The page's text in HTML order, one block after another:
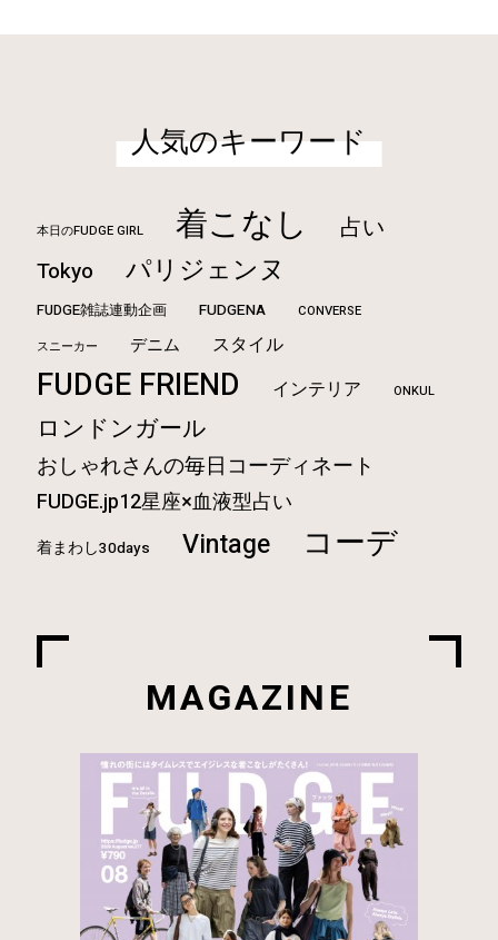
人気のキーワード
本日のFUDGE GIRL 着こなし 占い
Tokyo パリジェンヌ
FUDGE雑誌連動企画 FUDGENA CONVERSE
スニーカー デニム スタイル
FUDGE FRIEND インテリア ONKUL
ロンドンガール
おしゃれさんの毎日コーディネート
FUDGE.jp12星座×血液型占い
着まわし30days Vintage コーデ
MAGAZINE